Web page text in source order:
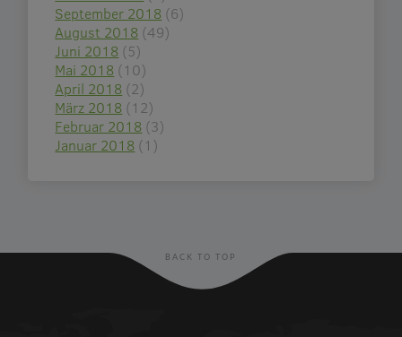
September 2018 (6)
August 2018 (49)
Juni 2018 (5)
Mai 2018 (10)
April 2018 (2)
März 2018 (12)
Februar 2018 (3)
Januar 2018 (1)
BACK TO TOP